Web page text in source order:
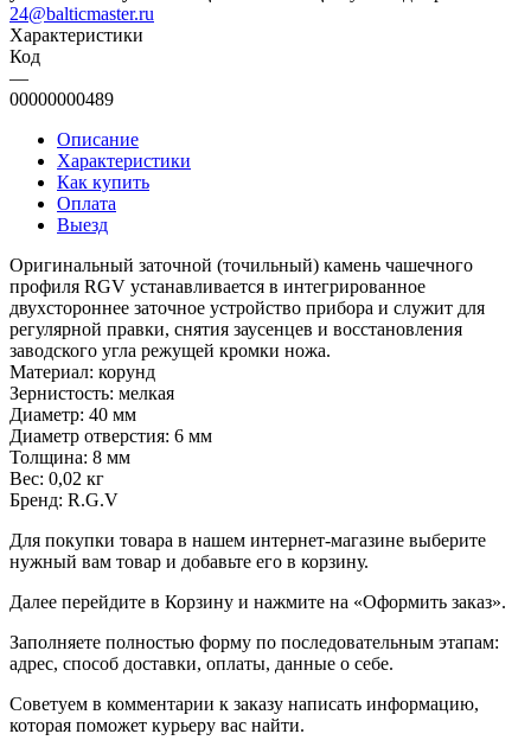
24@balticmaster.ru
Характеристики
Код
—
00000000489
Описание
Характеристики
Как купить
Оплата
Выезд
Оригинальный заточной (точильный) камень чашечного
профиля RGV устанавливается в интегрированное
двухстороннее заточное устройство прибора и служит для
регулярной правки, снятия заусенцев и восстановления
заводского угла режущей кромки ножа.
Материал: корунд
Зернистость: мелкая
Диаметр: 40 мм
Диаметр отверстия: 6 мм
Толщина: 8 мм
Вес: 0,02 кг
Бренд: R.G.V
Для покупки товара в нашем интернет-магазине выберите
нужный вам товар и добавьте его в корзину.
Далее перейдите в Корзину и нажмите на «Оформить заказ».
​​​​​​​Заполняете полностью форму по последовательным этапам:
адрес, способ доставки, оплаты, данные о себе.
​​​​​​​Советуем в комментарии к заказу написать информацию,
которая поможет курьеру вас найти.